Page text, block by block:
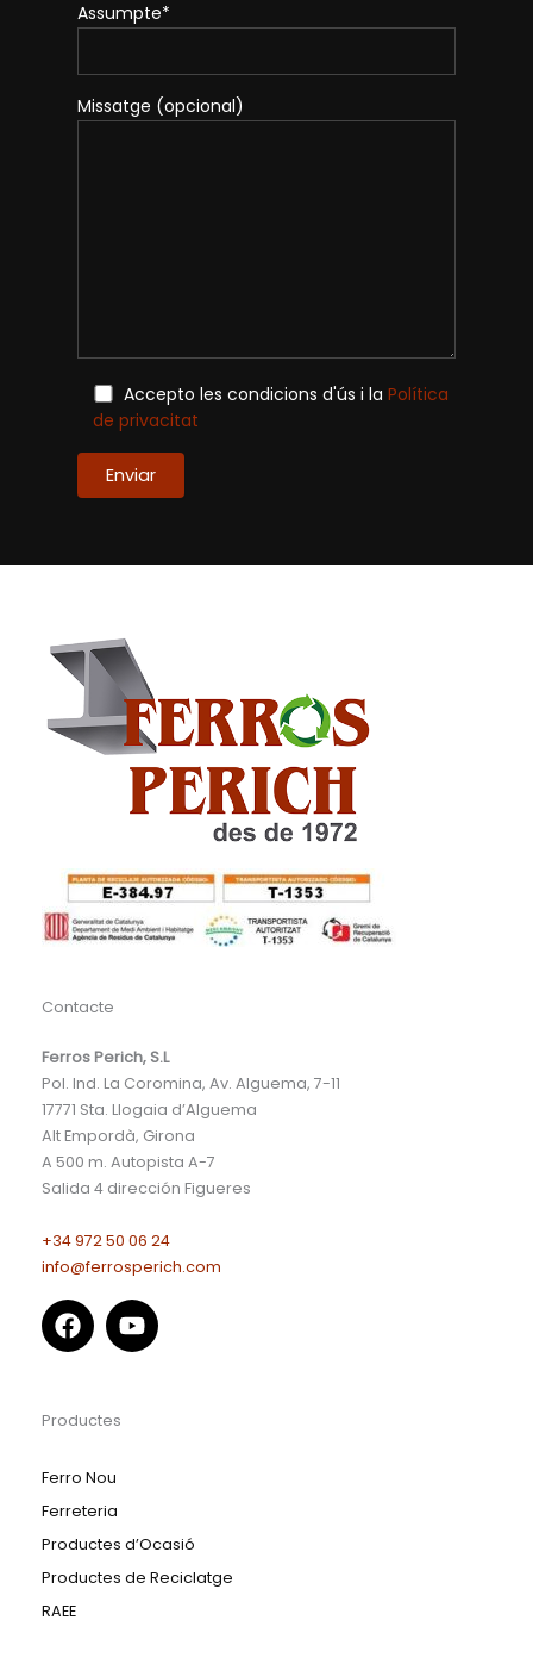
Assumpte*
Missatge (opcional)
Accepto les condicions d'ús i la Política
de privacitat
Contacte
Ferros Perich, S.L
Pol. Ind. La Coromina, Av. Alguema, 7-11
17771 Sta. Llogaia d’Alguema
Alt Empordà, Girona
A 500 m. Autopista A-7
Salida 4 dirección Figueres
+34 972 50 06 24
info@ferrosperich.com
Productes
Ferro Nou
Ferreteria
Productes d’Ocasió
Productes de Reciclatge
RAEE